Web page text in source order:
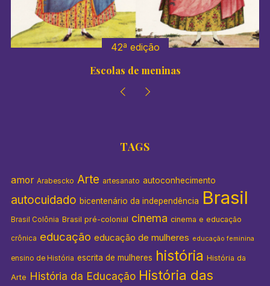
42ª edição
Escolas de meninas
TAGS
amor Arabescko Arte artesanato autoconhecimento
autocuidado bicentenário da independência Brasil
Brasil Colônia Brasil pré-colonial cinema cinema e educação
crônica educação educação de mulheres educação feminina
ensino de História escrita de mulheres história História da
Arte História da Educação História das
: